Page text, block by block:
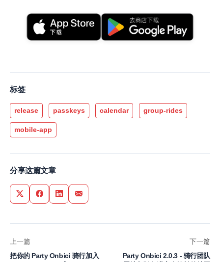
标签
release passkeys calendar group-rides
mobile-app
分享这篇文章
Share on Twitter
Share on Facebook
Share on LinkedIn
Share via Email
上一篇
把你的 Party Onbici 骑行加入
下一篇
Party Onbici 2.0.3 - 骑行团队